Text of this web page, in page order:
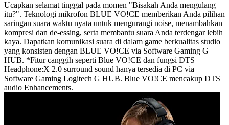
Ucapkan selamat tinggal pada momen "Bisakah Anda mengulang
itu?". Teknologi mikrofon BLUE VO!CE memberikan Anda pilihan
saringan suara waktu nyata untuk mengurangi noise, menambahkan
kompresi dan de-essing, serta membantu suara Anda terdengar lebih
kaya. Dapatkan komunikasi suara di dalam game berkualitas studio
yang konsisten dengan BLUE VO!CE via Software Gaming G
HUB. *Fitur canggih seperti Blue VO!CE dan fungsi DTS
Headphone:X 2.0 surround sound hanya tersedia di PC via
Software Gaming Logitech G HUB. Blue VO!CE mencakup DTS
audio Enhancements.